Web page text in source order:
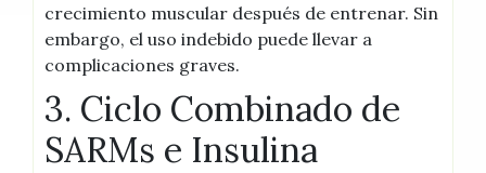
crecimiento muscular después de entrenar. Sin
embargo, el uso indebido puede llevar a
complicaciones graves.
3. Ciclo Combinado de
SARMs e Insulina